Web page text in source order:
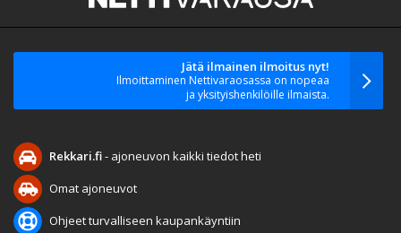
Jätä ilmainen ilmoitus nyt!
Ilmoittaminen Nettivaraosassa on nopeaa
ja yksityishenkilöille ilmaista.
Rekkari.fi- ajoneuvon kaikki tiedot heti
Omat ajoneuvot
Ohjeet turvalliseen kaupankäyntiin